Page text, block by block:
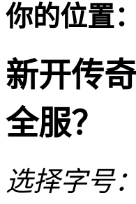
你的位置：
新开传
全服？
选择字号：